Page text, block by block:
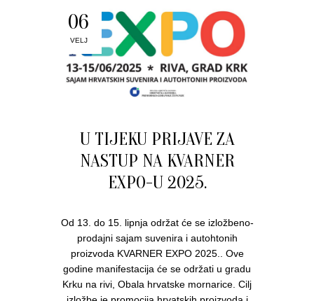
06
VELJ
U TIJEKU PRIJAVE ZA
NASTUP NA KVARNER
EXPO-U 2025.
Od 13. do 15. lipnja održat će se izložbeno-
prodajni sajam suvenira i autohtonih
proizvoda KVARNER EXPO 2025.. Ove
godine manifestacija će se održati u gradu
Krku na rivi, Obala hrvatske mornarice. Cilj